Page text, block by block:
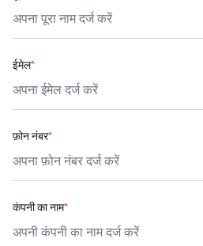
ईमेल*
फ़ोन नंबर*
कंपनी का नाम*